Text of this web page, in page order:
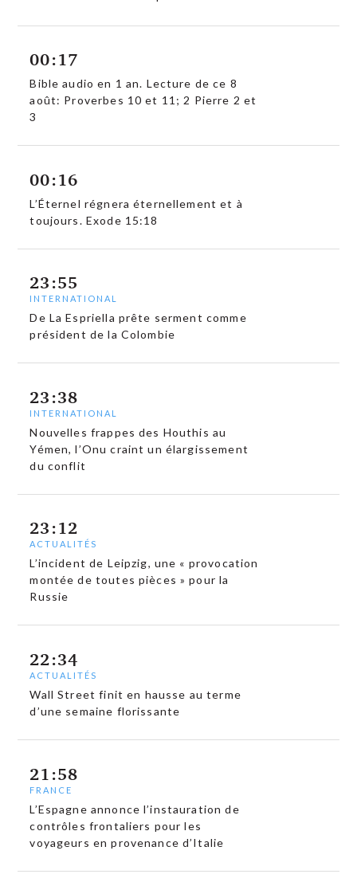
00:17
Bible audio en 1 an. Lecture de ce 8
août: Proverbes 10 et 11; 2 Pierre 2 et
3
00:16
L’Éternel régnera éternellement et à
toujours. Exode 15:18
23:55
INTERNATIONAL
De La Espriella prête serment comme
président de la Colombie
23:38
INTERNATIONAL
Nouvelles frappes des Houthis au
Yémen, l’Onu craint un élargissement
du conflit
23:12
ACTUALITÉS
L’incident de Leipzig, une « provocation
montée de toutes pièces » pour la
Russie
22:34
ACTUALITÉS
Wall Street finit en hausse au terme
d’une semaine florissante
21:58
FRANCE
L’Espagne annonce l’instauration de
contrôles frontaliers pour les
voyageurs en provenance d’Italie